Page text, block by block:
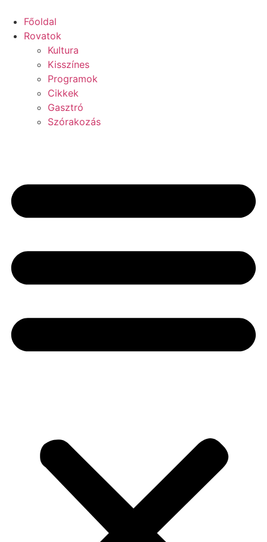
Főoldal
Rovatok
Kultura
Kisszínes
Programok
Cikkek
Gasztró
Szórakozás